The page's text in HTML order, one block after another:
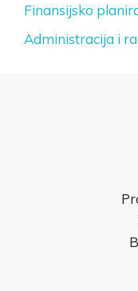
Finansijsko
Administracija i